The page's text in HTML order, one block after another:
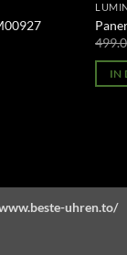
IN
uhren.to/